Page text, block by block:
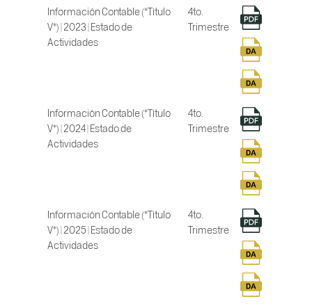
Información Contable (*Título
V*) | 2023 | Estado de
Actividades
4to.
Trimestre
Información Contable (*Título
V*) | 2024 | Estado de
Actividades
4to.
Trimestre
Información Contable (*Título
V*) | 2025 | Estado de
Actividades
4to.
Trimestre